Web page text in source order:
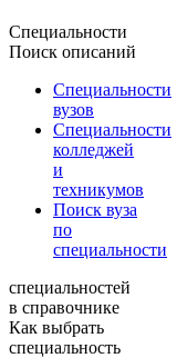
Специальности
Поиск описаний
Специальности
вузов
Специальности
колледжей
и
техникумов
Поиск вуза
по
специальности
специальностей
в справочнике
Как выбрать
специальность